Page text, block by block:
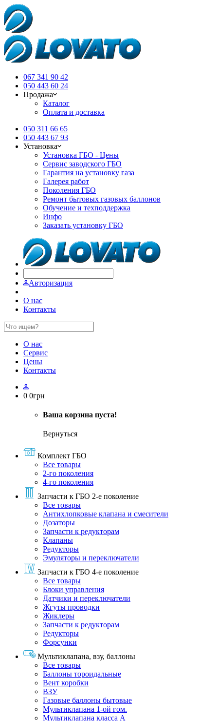
067 341 90 42
050 443 60 24
Продажа
Каталог
Оплата и доставка
050 311 66 65
050 443 67 93
Установка
Установка ГБО - Цены
Сервис заводского ГБО
Гарантия на установку газа
Галерея работ
Поколения ГБО
Ремонт бытовых газовых баллонов
Обучение и техподдержка
Инфо
Заказать установку ГБО
Авторизация
О нас
Контакты
О нас
Сервис
Цены
Контакты
0 0грн
Ваша корзина пуста!
Вернуться
Комплект ГБО
Все товары
2-го поколения
4-го поколения
Запчасти к ГБО 2-е поколение
Все товары
Антихлопковые клапана и смесители
Дозаторы
Запчасти к редукторам
Клапаны
Редукторы
Эмуляторы и переключатели
Запчасти к ГБО 4-е поколение
Все товары
Блоки управления
Датчики и переключатели
Жгуты проводки
Жиклеры
Запчасти к редукторам
Редукторы
Форсунки
Мультиклапана, взу, баллоны
Все товары
Баллоны тороидальные
Вент коробки
ВЗУ
Газовые баллоны бытовые
Мультиклапана 1-ой гом.
Мультиклапана класса А